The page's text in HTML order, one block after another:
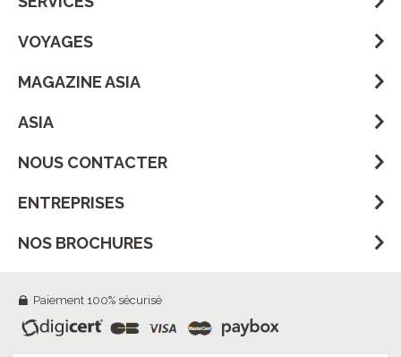
VOYAGES
MAGAZINE ASIA
ASIA
NOUS CONTACTER
ENTREPRISES
NOS BROCHURES
Paiement 100% sécurisé